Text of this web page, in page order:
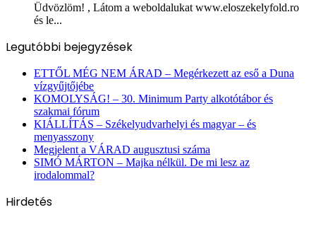
Üdvözlöm! , Látom a weboldalukat www.eloszekelyfold.ro
és le...
Legutóbbi bejegyzések
ETTŐL MÉG NEM ÁRAD – Megérkezett az eső a Duna
vízgyűjtőjébe
KOMOLYSÁG! – 30. Minimum Party alkotótábor és
szakmai fórum
KIÁLLÍTÁS – Székelyudvarhelyi és magyar – és
menyasszony
Megjelent a VÁRAD augusztusi száma
SIMÓ MÁRTON – Majka nélkül. De mi lesz az
irodalommal?
Hirdetés